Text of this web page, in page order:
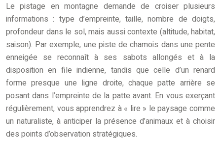
Le pistage en montagne demande de croiser plusieurs
informations : type d’empreinte, taille, nombre de doigts,
profondeur dans le sol, mais aussi contexte (altitude, habitat,
saison). Par exemple, une piste de chamois dans une pente
enneigée se reconnaît à ses sabots allongés et à la
disposition en file indienne, tandis que celle d’un renard
forme presque une ligne droite, chaque patte arrière se
posant dans l’empreinte de la patte avant. En vous exerçant
régulièrement, vous apprendrez à « lire » le paysage comme
un naturaliste, à anticiper la présence d’animaux et à choisir
des points d’observation stratégiques.